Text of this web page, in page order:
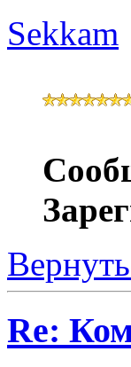
Sekkam
Re: